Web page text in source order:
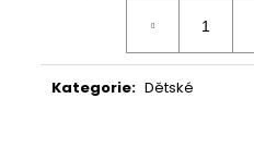
Kategorie: Dětské